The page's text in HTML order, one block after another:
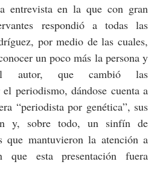
entrevista en la que con gran
respondió a todas las
por medio de las cuales,
un poco más la persona y
autor, que cambió las
periodismo, dándose cuenta a
“periodista por genética”, sus
y, sobre todo, un sinfín de
que mantuvieron la atención a
esta presentación fuera